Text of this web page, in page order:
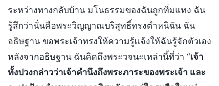
ระหว่างทางกลับบ้าน มโนธรรมของฉันถูกทิ่มแทง ฉัน
รู้สึกว่านั่นคือพระวิญญาณบริสุทธิ์ทรงตำหนิฉัน ฉัน
อธิษฐาน ขอพระเจ้าทรงให้ความรู้แจ้งให้ฉันรู้จักตัวเอง
หลังจากอธิษฐาน ฉันคิดถึงพระวจนะเหล่านี้ที่ว่า “เจ้า
ทั้งปวงกล่าวว่าเจ้าคำนึงถึงพระภาระของพระเจ้า และ